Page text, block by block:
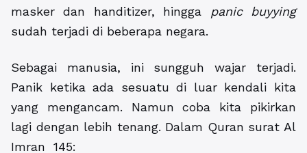
masker dan handitizer, hingga panic buyying
sudah terjadi di beberapa negara.
Sebagai manusia, ini sungguh wajar terjadi.
Panik ketika ada sesuatu di luar kendali kita
yang mengancam. Namun coba kita pikirkan
lagi dengan lebih tenang. Dalam Quran surat Al
Imran 145: